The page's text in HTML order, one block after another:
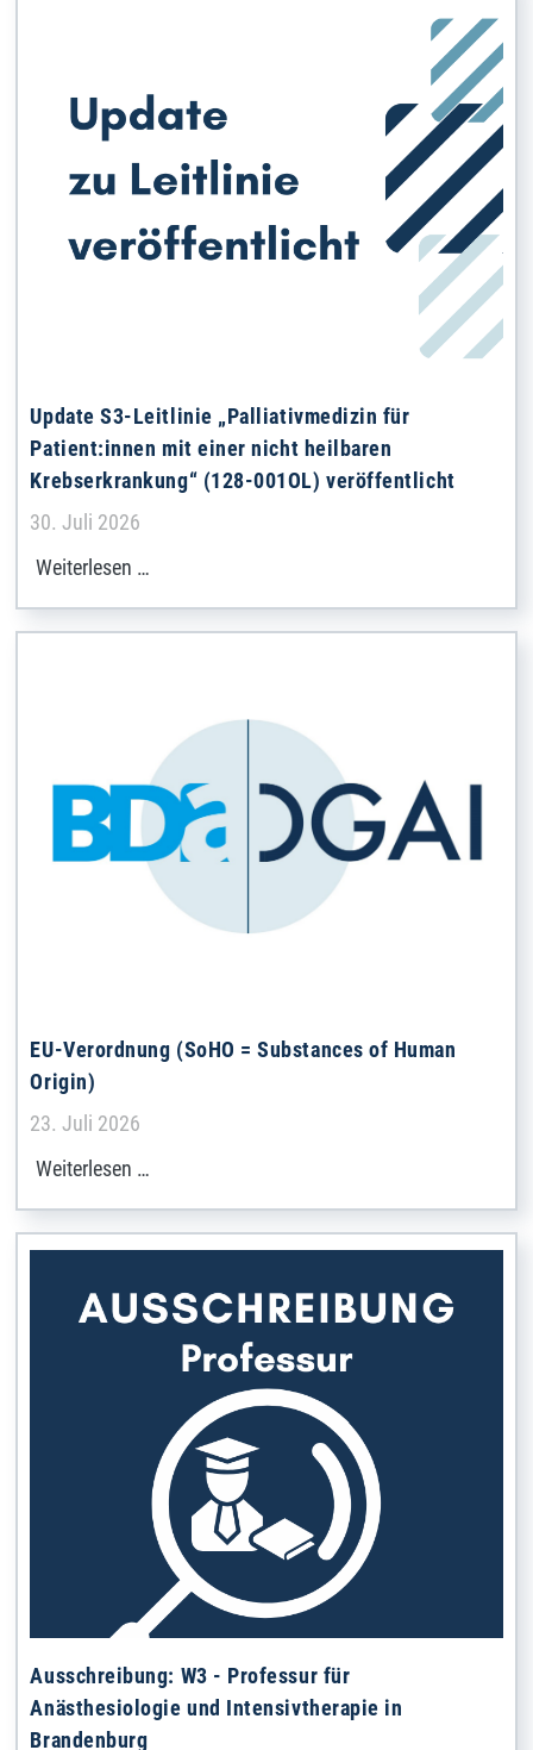
Update S3-Leitlinie „Palliativmedizin für
Patient:innen mit einer nicht heilbaren
Krebserkrankung“ (128-001OL) veröffentlicht
Details
30. Juli 2026
Weiterlesen …
EU-Verordnung (SoHO = Substances of Human
Origin)
Details
23. Juli 2026
Weiterlesen …
Ausschreibung: W3 - Professur für
Anästhesiologie und Intensivtherapie in
Brandenburg